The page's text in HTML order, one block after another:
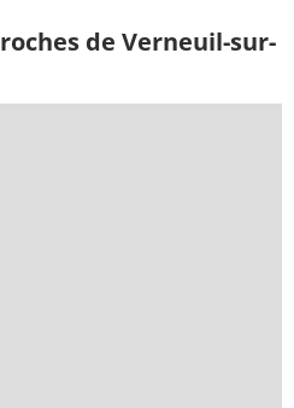
de Verneuil-sur-